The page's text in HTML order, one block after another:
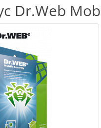
Dr.Web